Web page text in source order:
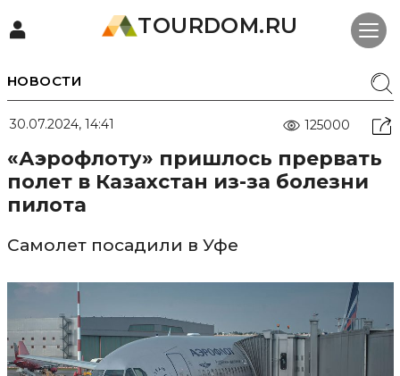
TOURDOM.RU
НОВОСТИ
30.07.2024, 14:41 125000
«Аэрофлоту» пришлось прервать
полет в Казахстан из-за болезни
пилота
Самолет посадили в Уфе